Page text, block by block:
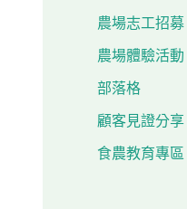
農場志工招募
農場體驗活動
部落格
顧客見證分享
食農教育專區